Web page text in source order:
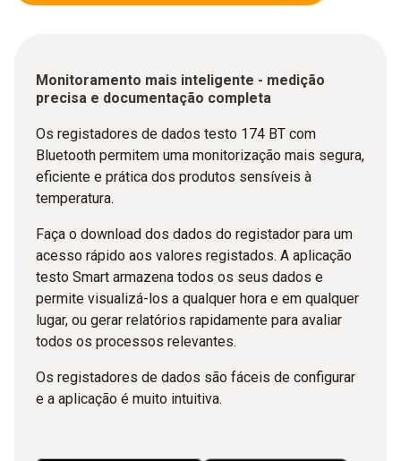
Monitoramento mais inteligente - medição
precisa e documentação completa
Os registadores de dados testo 174 BT com
Bluetooth permitem uma monitorização mais segura,
eficiente e prática dos produtos sensíveis à
temperatura.
Faça o download dos dados do registador para um
acesso rápido aos valores registados. A aplicação
testo Smart armazena todos os seus dados e
permite visualizá-los a qualquer hora e em qualquer
lugar, ou gerar relatórios rapidamente para avaliar
todos os processos relevantes.
Os registadores de dados são fáceis de configurar
e a aplicação é muito intuitiva.